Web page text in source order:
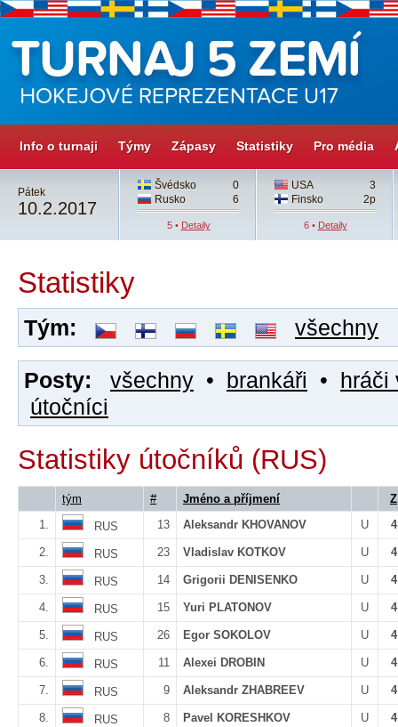
Info o turnaji Týmy Zápasy Statistiky Pro média
Pátek
10.2.2017
Švédsko
0
Rusko
6
5 • Detaily
USA
3
Finsko
2p
6 • Detaily
Statistiky
Tým: všechny
Posty: všechny • brankáři • hráči
útočníci
Statistiky útočníků (RUS)
tým # Jméno a příjmení
Z
1.
RUS 13 Aleksandr KHOVANOV U 4
2. RUS 23 Vladislav KOTKOV U 4
3. RUS 14 Grigorii DENISENKO U 4
4. RUS 15 Yuri PLATONOV U 4
5. RUS 26 Egor SOKOLOV U 4
6. RUS 11 Alexei DROBIN U 4
7. RUS 9 Aleksandr ZHABREEV U 4
8. RUS 8 Pavel KORESHKOV U 4